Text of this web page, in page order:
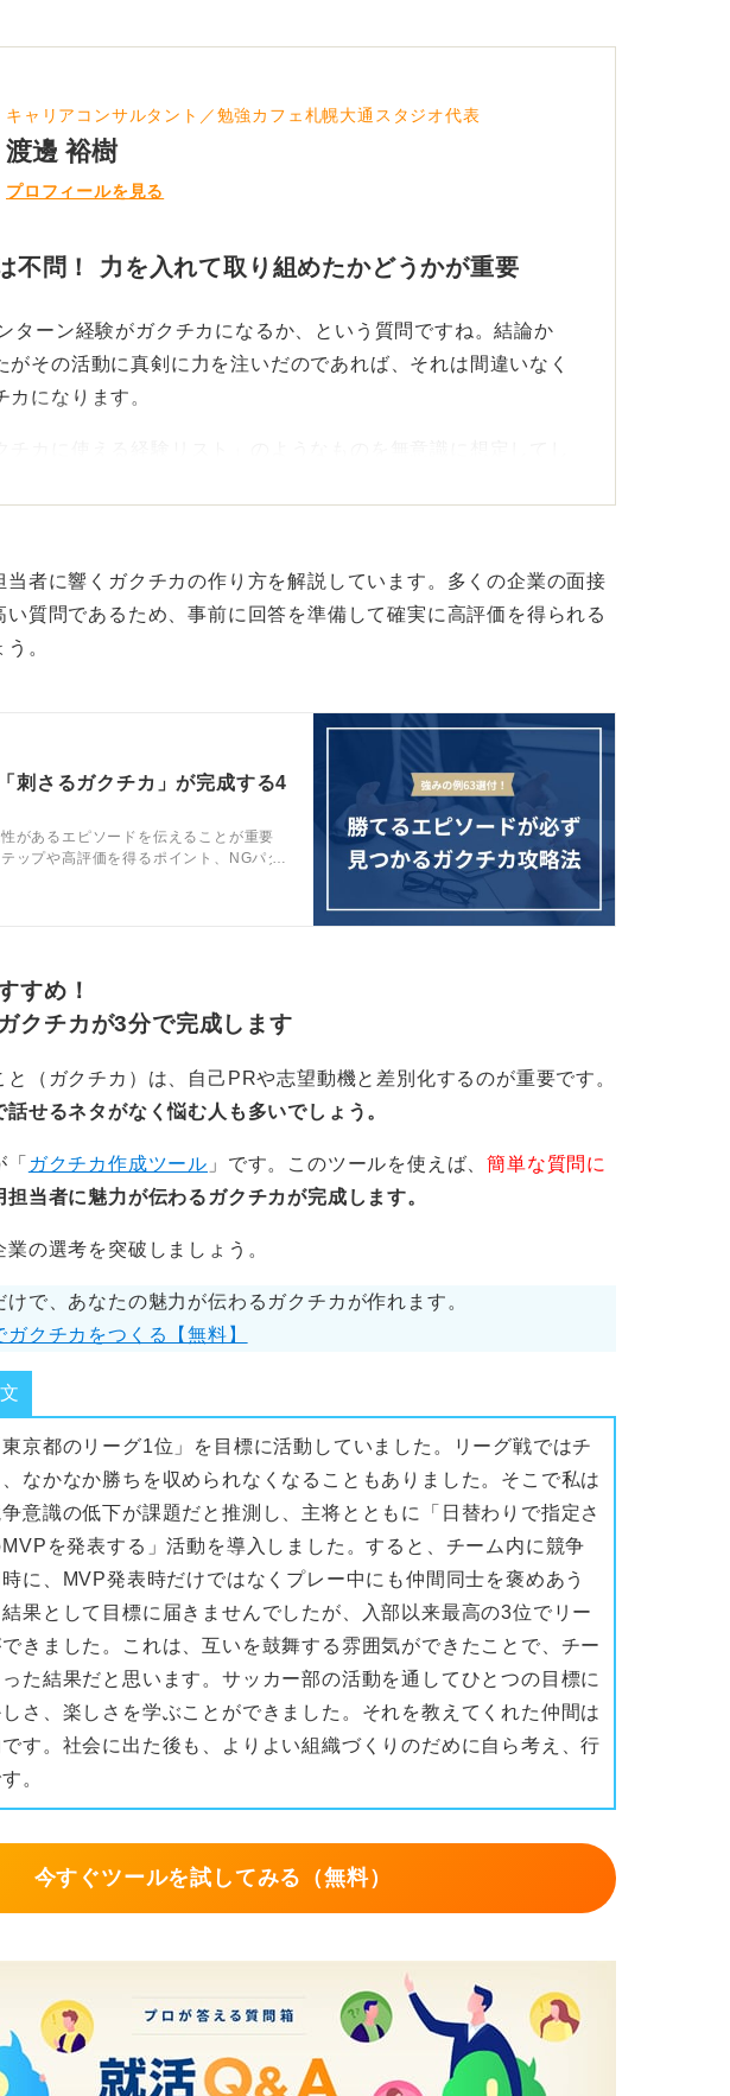
申込者数が前年比で18％増加）
しっかりとガクチカとして示すことができるよう、書き方を意
しょう。
キャリアコンサルタント／勉強カフェ札幌大通スタジオ代表
渡邊 裕樹
プロフィールを見る
不問！ 力を入れて取り組めたかどうかが重要
ターン経験がガクチカになるか、という質問ですね。結論か
がその活動に真剣に力を注いだのであれば、それは間違いなく
になります。
チカに使える経験リスト」のようなものを無意識に想定してし
学びの3点を意識！ 経験を魅力的に伝えよう
のインターンに熱意をもって取り組んだのであれば、ぜひその
そのインターンに参加しようと思ったのか（目的）」、「活動
行動したのか（行動）」、そして「その経験から最終的に何を
）」という3つの点を整理して語れるように準備しましょう。
リーを語ることこそが、あなたの主体性や成長を証明する何よ
。
当者に響くガクチカの作り方を解説しています。多くの企業の面接
い質問であるため、事前に回答を準備して確実に高評価を得られる
。
刺さるガクチカ」が完成する4
があるエピソードを伝えることが重要
ップや高評価を得るポイント、NGパタ
ントと解説します。再現性が伝わるガ
すめ！
クチカが3分で完成します
（ガクチカ）は、自己PRや志望動機と差別化するのが重要です。
話せるネタがなく悩む人も多いでしょう。
ガクチカ作成ツール 」です。このツールを使えば、簡単な質問に
担当者に魅力が伝わるガクチカが完成します。
の選考を突破しましょう。
で、あなたの魅力が伝わるガクチカが作れます。
クチカをつくる【無料】
京都のリーグ1位」を目標に活動していました。リーグ戦ではチ
なかなか勝ちを収められなくなることもありました。そこで私は
意識の低下が課題だと推測し、主将とともに「日替わりで指定さ
を発表する」活動を導入しました。すると、チーム内に競争
に、MVP発表時だけではなくプレー中にも仲間同士を褒めあう
果として目標に届きませんでしたが、入部以来最高の3位でリー
きました。これは、互いを鼓舞する雰囲気ができたことで、チー
た結果だと思います。サッカー部の活動を通してひとつの目標に
さ、楽しさを学ぶことができました。それを教えてくれた仲間は
す。社会に出た後も、よりよい組織づくりのだめに自ら考え、行
。
今すぐツールを試してみる（無料）